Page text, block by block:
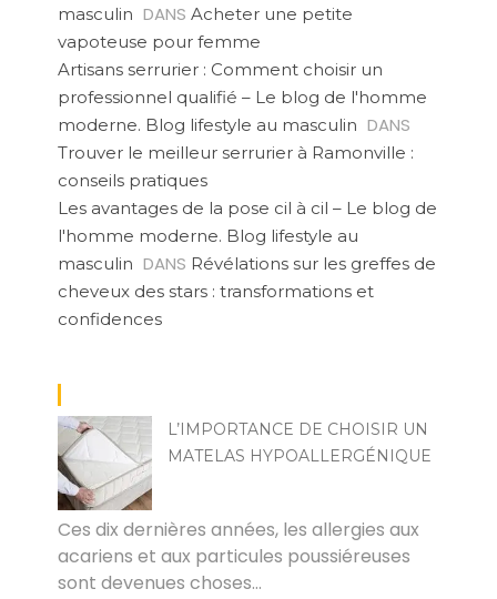
masculin DANS Acheter une petite
vapoteuse pour femme
Artisans serrurier : Comment choisir un
professionnel qualifié – Le blog de l'homme
moderne. Blog lifestyle au masculin DANS
Trouver le meilleur serrurier à Ramonville :
conseils pratiques
Les avantages de la pose cil à cil – Le blog de
l'homme moderne. Blog lifestyle au
masculin DANS Révélations sur les greffes de
cheveux des stars : transformations et
confidences
L’IMPORTANCE DE CHOISIR UN
MATELAS HYPOALLERGÉNIQUE
Ces dix dernières années, les allergies aux
acariens et aux particules poussiéreuses
sont devenues choses…